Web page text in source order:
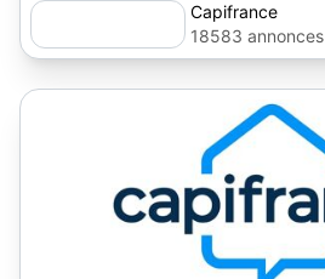
Capifrance
18583 annonces